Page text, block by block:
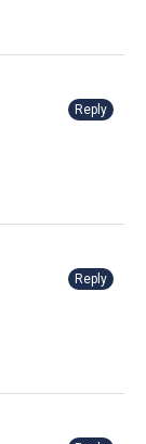
Reply
Reply